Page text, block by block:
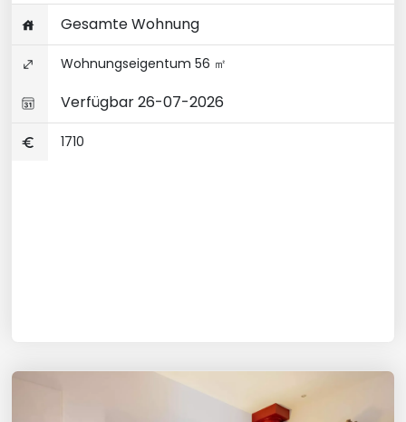
Gesamte Wohnung
Wohnungseigentum 56 ㎡
Verfügbar 26-07-2026
1710